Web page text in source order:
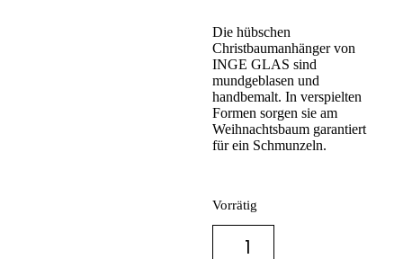
Die hübschen
Christbaumanhänger von
INGE GLAS sind
mundgeblasen und
handbemalt. In verspielten
Formen sorgen sie am
Weihnachtsbaum garantiert
für ein Schmunzeln.
Vorrätig